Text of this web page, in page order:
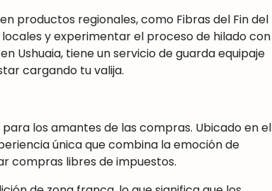
productos regionales, como Fibras del Fin del
y experimentar el proceso de hilado con
Ushuaia, tiene un servicio de guarda equipaje
cargando tu valija.
los amantes de las compras. Ubicado en el
única que combina la emoción de
compras libres de impuestos.